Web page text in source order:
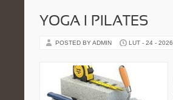
YOGA I PILATES
POSTED BY ADMIN LUT - 24 - 2026